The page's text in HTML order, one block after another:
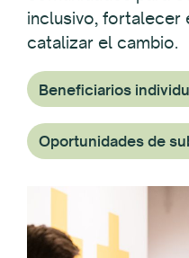
inclusivo, fortalecer
catalizar el cambio.
Beneficiarios
Oportunidades de